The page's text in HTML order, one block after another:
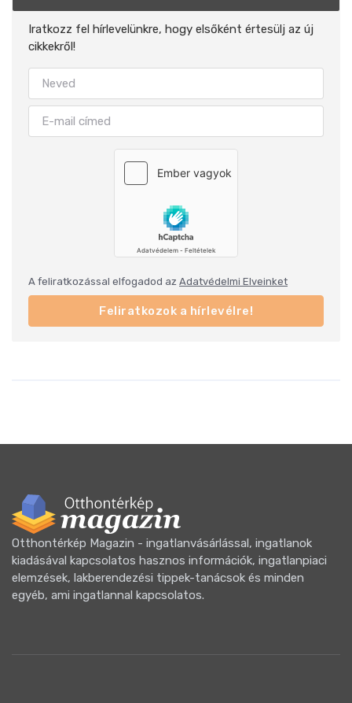
Iratkozz fel hírlevelünkre, hogy elsőként értesülj az új
cikkekről!
A feliratkozással elfogadod az Adatvédelmi Elveinket
Feliratkozok a hírlevélre!
Otthontérkép Magazin - ingatlanvásárlással, ingatlanok
kiadásával kapcsolatos hasznos információk, ingatlanpiaci
elemzések, lakberendezési tippek-tanácsok és minden
egyéb, ami ingatlannal kapcsolatos.